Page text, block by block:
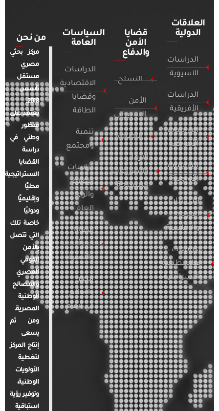
العلاقات
الدولية
الدراسات
الآسيوية
الدراسات
الأفريقية
الدراسات
الأمريكية
الدراسات
الأوروبية
الدراسات
العربية
والإقليمية
الدراسات
الفلسطينية
والإسرائيلية
قضايا
الأمن
والدفاع
التسلح
الأمن
السيبراني
التطرف
الإرهاب
والصراعات
المسلحة
السياسات
العامة
الدراسات
الاقتصادية
وقضايا
الطاقة
تنمية
ومجتمع
دراسات
الإعلام
والرأي
العام
قضايا
المرأة
والأسرة
مصر
والعالم
في أرقام
من نحن
مركز بحثي
مصري
مستقل
تأسس
2018.
يعتمد على
منظور
وطني في
دراسة
القضايا
الاستراتيجية
محليًا
وإقليميًا
ودوليًا
خاصة تلك
التي تتصل
بالأمن
القومي
المصري
والمصالح
الوطنية
المصرية.
ومن ثم
يسعى
إنتاج المركز
لتغطية
الأولويات
الوطنية،
وتوفير رؤية
استباقية